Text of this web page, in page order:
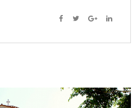
Facebook
TwitterGoogle+Linkedin